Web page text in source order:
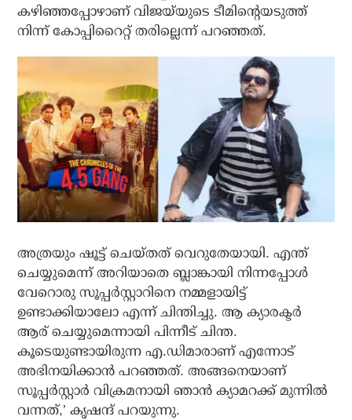
കഴിഞ്ഞപ്പോഴാണ് വിജയ്‌യുടെ ടീമിന്റെയടുത്ത്
നിന്ന് കോപ്പിറൈറ്റ് തരില്ലെന്ന് പറഞ്ഞത്.
അത്രയും ഷൂട്ട് ചെയ്തത് വെറുതേയായി. എന്ത്
ചെയ്യുമെന്ന് അറിയാതെ ബ്ലാങ്കായി നിന്നപ്പോള്‍
വേറൊരു സൂപ്പര്‍സ്റ്റാറിനെ നമ്മളായിട്ട്
ഉണ്ടാക്കിയാലോ എന്ന് ചിന്തിച്ചു. ആ ക്യാരക്ടര്‍
ആര് ചെയ്യുമെന്നായി പിന്നീട് ചിന്ത.
കൂടെയുണ്ടായിരുന്ന എ.ഡിമാരാണ് എന്നോട്
അഭിനയിക്കാന്‍ പറഞ്ഞത്. അങ്ങനെയാണ്
സൂപ്പര്‍സ്റ്റാര്‍ വിക്രമനായി ഞാന്‍ ക്യാമറക്ക് മുന്നില്‍
വന്നത്,’ കൃഷന്ദ് പറയുന്നു.